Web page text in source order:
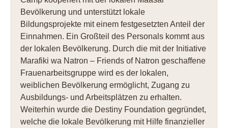
Bevölkerung und unterstützt lokale
Bildungsprojekte mit einem festgesetzten Anteil der
Einnahmen. Ein Großteil des Personals kommt aus
der lokalen Bevölkerung. Durch die mit der Initiative
Marafiki wa Natron – Friends of Natron geschaffene
Frauenarbeitsgruppe wird es der lokalen,
weiblichen Bevölkerung ermöglicht, Zugang zu
Ausbildungs- und Arbeitsplätzen zu erhalten.
Weiterhin wurde die Destiny Foundation gegründet,
welche die lokale Bevölkerung mit Hilfe finanzieller